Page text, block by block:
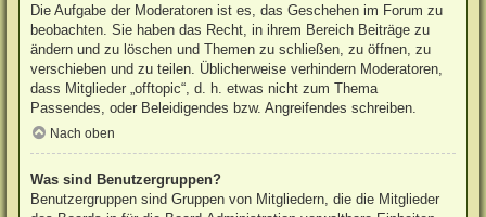
Die Aufgabe der Moderatoren ist es, das Geschehen im Forum zu
beobachten. Sie haben das Recht, in ihrem Bereich Beiträge zu
ändern und zu löschen und Themen zu schließen, zu öffnen, zu
verschieben und zu teilen. Üblicherweise verhindern Moderatoren,
dass Mitglieder „offtopic“, d. h. etwas nicht zum Thema
Passendes, oder Beleidigendes bzw. Angreifendes schreiben.
Nach oben
Was sind Benutzergruppen?
Benutzergruppen sind Gruppen von Mitgliedern, die die Mitglieder